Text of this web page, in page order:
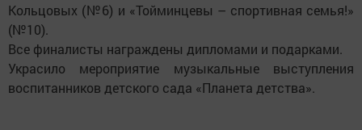
Кольцовых (№6) и «Тойминцевы – спортивная семья!»
(№10).
Все финалисты награждены дипломами и подарками.
Украсило мероприятие музыкальные выступления
воспитанников детского сада «Планета детства».